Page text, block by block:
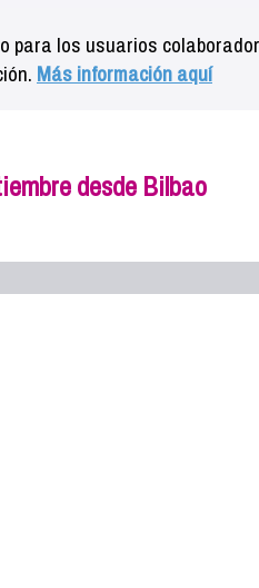
para los usuarios
Más información aquí
desde Bilbao